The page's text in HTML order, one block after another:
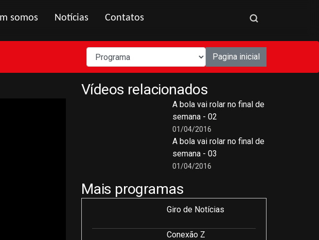
somos Notícias Contatos
Pagina inicial
Vídeos relacionados
A bola vai rolar no final de
semana - 02
01/04/2016
A bola vai rolar no final de
semana - 03
01/04/2016
Mais programas
Giro de Notícias
Conexão Z